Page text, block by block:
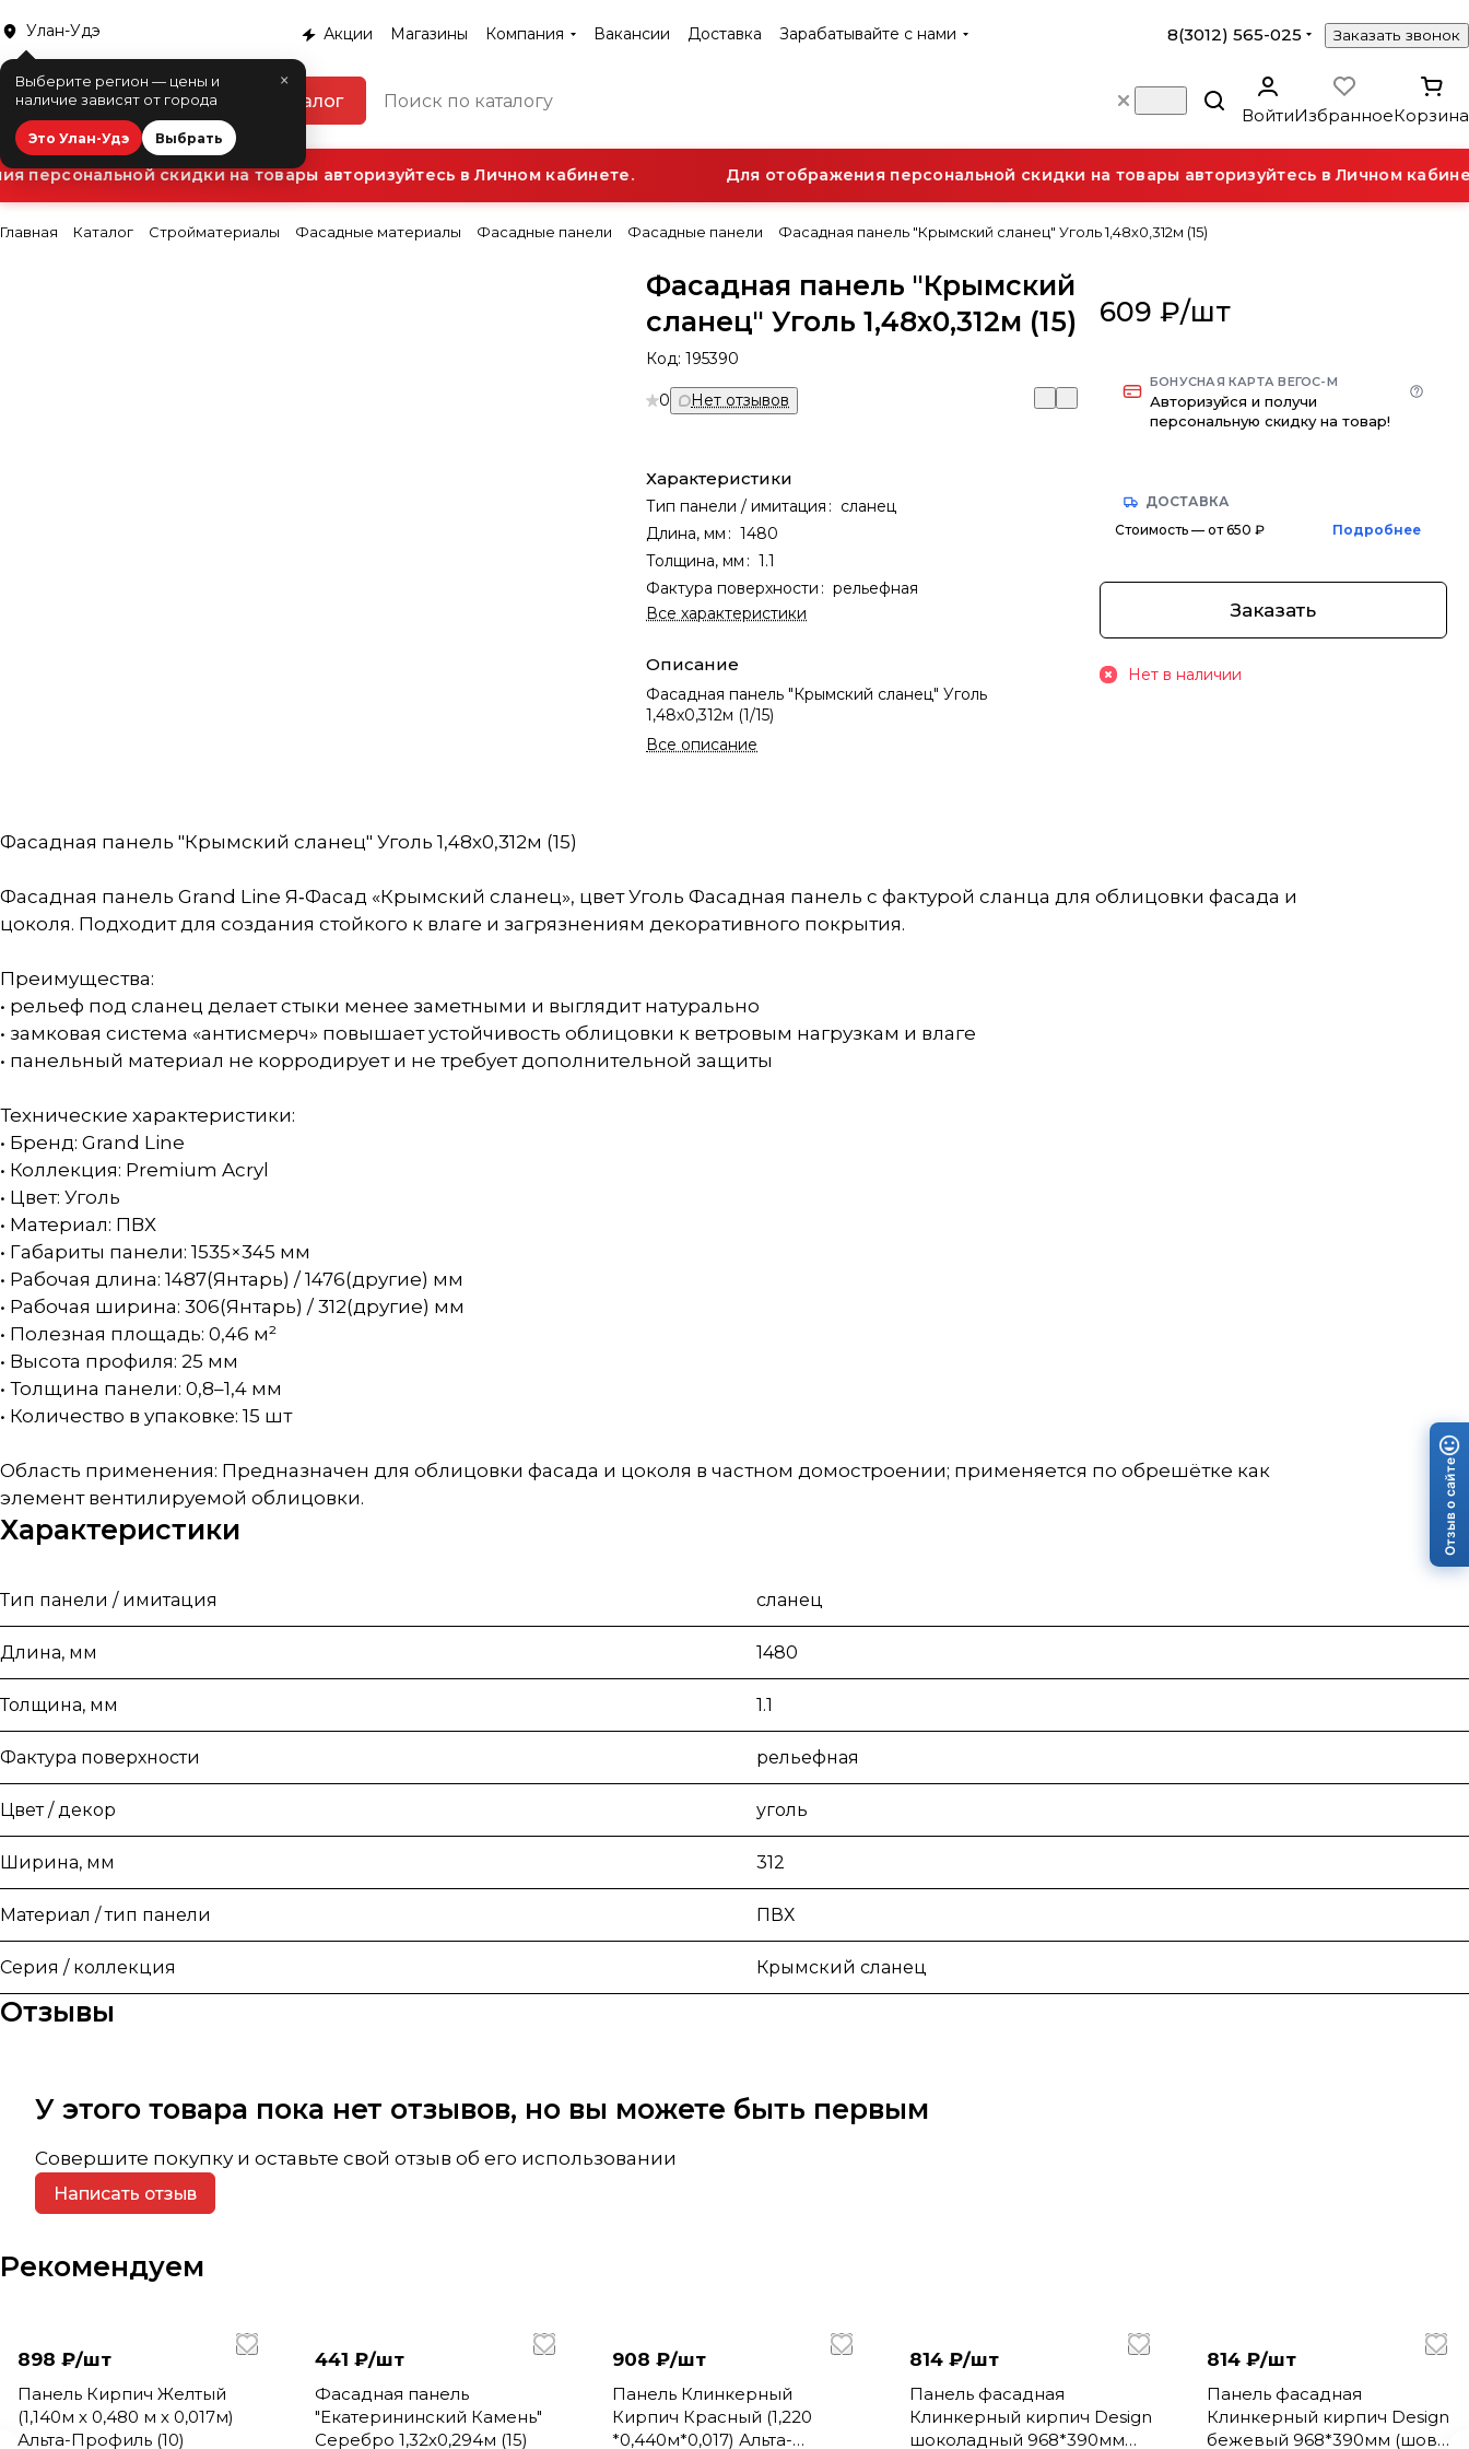
Улан-Удэ
×
Выберите регион — цены и
наличие зависят от города
Это Улан-Удэ Выбрать
Акции Магазины Компания Вакансии Доставка Зарабатывайте с нами 8(3012) 565-025 Заказать звонок
Каталог
ВойтиИзбранноеКорзина
персональной скидки на товары авторизуйтесь в Личном кабинете. Для отображения персональной скидки на товары авторизуйтесь в Личном
Главная Каталог Стройматериалы Фасадные материалы Фасадные панели Фасадные панели Фасадная панель "Крымский сланец" Уголь 1,48х0,312м (15)
Фасадная панель "Крымский
сланец" Уголь 1,48х0,312м (15)
Код:195390
0 Нет отзывов
Характеристики
Тип панели / имитация : сланец
Длина, мм : 1480
Толщина, мм : 1.1
Фактура поверхности : рельефная
Все характеристики
Описание
Фасадная панель "Крымский сланец" Уголь
1,48х0,312м (1/15)
Все описание
609 ₽/шт
БОНУСНАЯ КАРТА ВЕГОС-М
Авторизуйся и получи
персональную скидку на товар!
ДОСТАВКА
Стоимость — от 650 ₽
Подробнее
Заказать
Нет в наличии
Фасадная панель "Крымский сланец" Уголь 1,48х0,312м (15)
Фасадная панель Grand Line Я‑Фасад «Крымский сланец», цвет Уголь Фасадная панель с фактурой сланца для облицовки фасада и
цоколя. Подходит для создания стойкого к влаге и загрязнениям декоративного покрытия.
Преимущества:
• рельеф под сланец делает стыки менее заметными и выглядит натурально
• замковая система «антисмерч» повышает устойчивость облицовки к ветровым нагрузкам и влаге
• панельный материал не корродирует и не требует дополнительной защиты
Технические характеристики:
• Бренд: Grand Line
• Коллекция: Premium Acryl
• Цвет: Уголь
• Материал: ПВХ
• Габариты панели: 1535×345 мм
• Рабочая длина: 1487(Янтарь) / 1476(другие) мм
• Рабочая ширина: 306(Янтарь) / 312(другие) мм
• Полезная площадь: 0,46 м²
• Высота профиля: 25 мм
• Толщина панели: 0,8–1,4 мм
• Количество в упаковке: 15 шт
Область применения: Предназначен для облицовки фасада и цоколя в частном домостроении; применяется по обрешётке как
элемент вентилируемой облицовки.
Характеристики
Тип панели / имитация сланец
Длина, мм 1480
Толщина, мм 1.1
Фактура поверхности рельефная
Цвет / декор уголь
Ширина, мм 312
Материал / тип панели ПВХ
Серия / коллекция Крымский сланец
Отзывы
У этого товара пока нет отзывов, но вы можете быть первым
Совершите покупку и оставьте свой отзыв об его использовании
Написать отзыв
Рекомендуем
898 ₽/шт
Панель Кирпич Желтый
(1,140м х 0,480 м х 0,017м)
Альта-Профиль (10)
441 ₽/шт
Фасадная панель
"Екатерининский Камень"
Серебро 1,32х0,294м (15)
908 ₽/шт
Панель Клинкерный
Кирпич Красный (1,220
*0,440м*0,017) Альта-
814 ₽/шт
Панель фасадная
Клинкерный кирпич Design
шоколадный 968*390мм
814 ₽/шт
Панель фасадная
Клинкерный кирпич Design
бежевый 968*390мм (шов
Отзыв о сайте